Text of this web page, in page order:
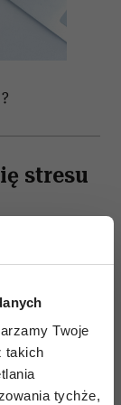
Twoje
takich
tychże,
stresu
ludzie
pokłady